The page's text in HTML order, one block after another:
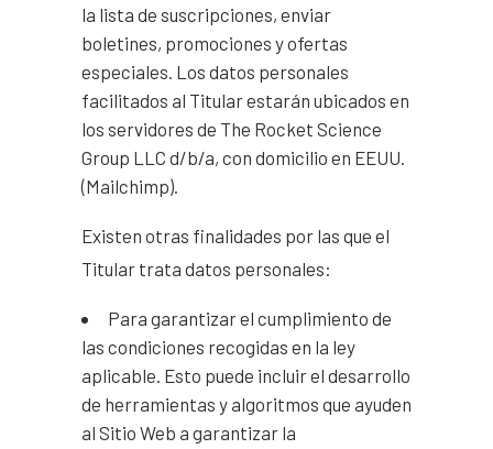
la lista de suscripciones, enviar
boletines, promociones y ofertas
especiales. Los datos personales
facilitados al Titular estarán ubicados en
los servidores de The Rocket Science
Group LLC d/b/a, con domicilio en EEUU.
(Mailchimp).
Existen otras finalidades por las que el
Titular trata datos personales:
Para garantizar el cumplimiento de
las condiciones recogidas en la ley
aplicable. Esto puede incluir el desarrollo
de herramientas y algoritmos que ayuden
al Sitio Web a garantizar la